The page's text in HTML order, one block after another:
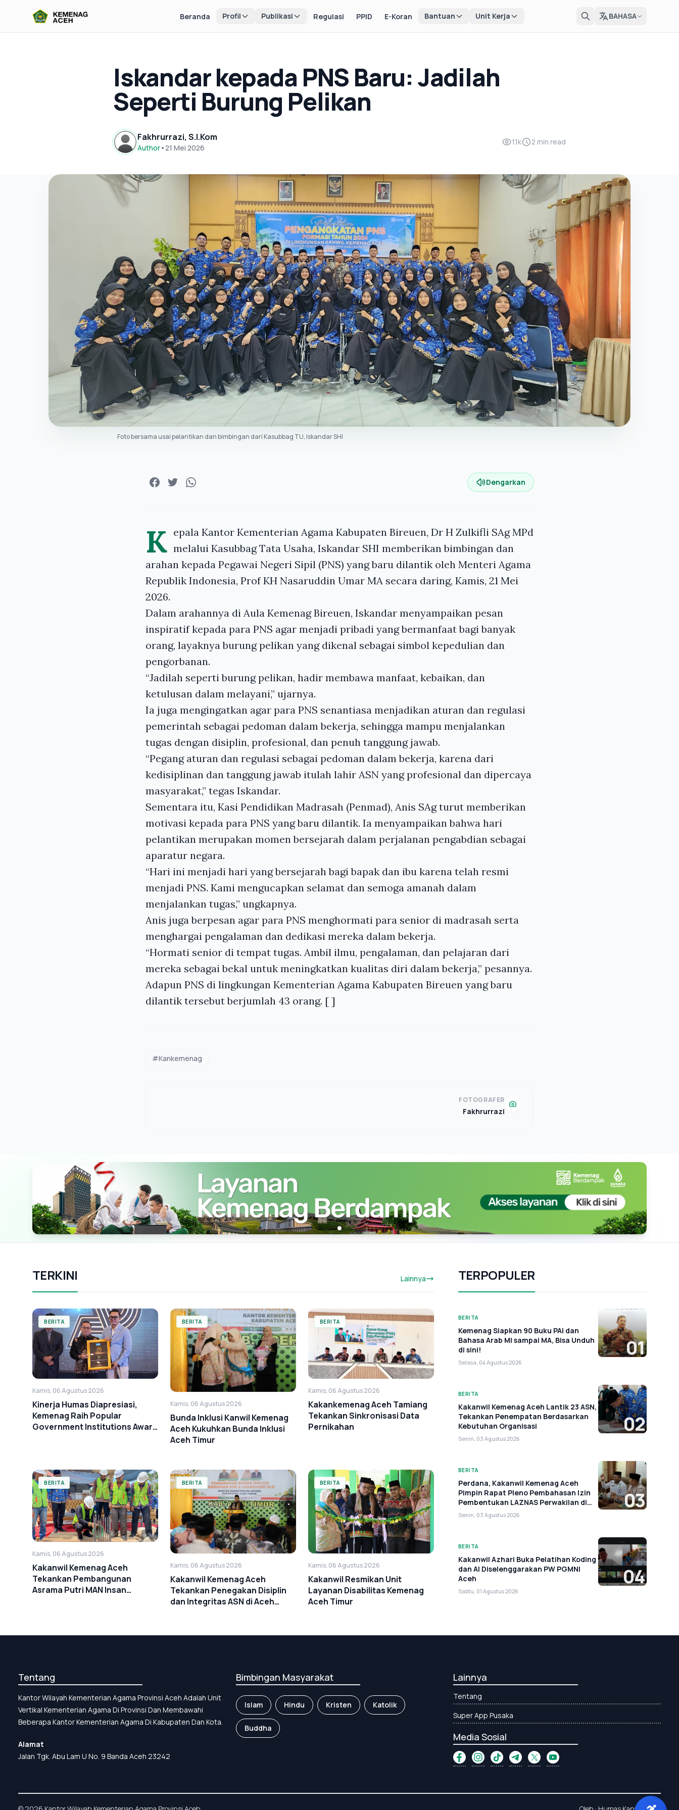
Beranda Profil Publikasi Regulasi PPID E-Koran Bantuan Unit Kerja BAHASA
Iskandar kepada PNS Baru: Jadilah
Seperti Burung Pelikan
Fakhrurrazi, S.I.Kom
Author•21 Mei 2026
1.1k 2 min read
Foto bersama usai pelantikan dan bimbingan dari Kasubbag TU, Iskandar SHI
Dengarkan
K epala Kantor Kementerian Agama Kabupaten Bireuen, Dr H Zulkifli SAg MPd
melalui Kasubbag Tata Usaha, Iskandar SHI memberikan bimbingan dan
arahan kepada Pegawai Negeri Sipil (PNS) yang baru dilantik oleh Menteri Agama
Republik Indonesia, Prof KH Nasaruddin Umar MA secara daring, Kamis, 21 Mei
2026.
Dalam arahannya di Aula Kemenag Bireuen, Iskandar menyampaikan pesan
inspiratif kepada para PNS agar menjadi pribadi yang bermanfaat bagi banyak
orang, layaknya burung pelikan yang dikenal sebagai simbol kepedulian dan
pengorbanan.
“Jadilah seperti burung pelikan, hadir membawa manfaat, kebaikan, dan
ketulusan dalam melayani,” ujarnya.
Ia juga mengingatkan agar para PNS senantiasa menjadikan aturan dan regulasi
pemerintah sebagai pedoman dalam bekerja, sehingga mampu menjalankan
tugas dengan disiplin, profesional, dan penuh tanggung jawab.
“Pegang aturan dan regulasi sebagai pedoman dalam bekerja, karena dari
kedisiplinan dan tanggung jawab itulah lahir ASN yang profesional dan dipercaya
masyarakat,” tegas Iskandar.
Sementara itu, Kasi Pendidikan Madrasah (Penmad), Anis SAg turut memberikan
motivasi kepada para PNS yang baru dilantik. Ia menyampaikan bahwa hari
pelantikan merupakan momen bersejarah dalam perjalanan pengabdian sebagai
aparatur negara.
“Hari ini menjadi hari yang bersejarah bagi bapak dan ibu karena telah resmi
menjadi PNS. Kami mengucapkan selamat dan semoga amanah dalam
menjalankan tugas,” ungkapnya.
Anis juga berpesan agar para PNS menghormati para senior di madrasah serta
menghargai pengalaman dan dedikasi mereka dalam bekerja.
“Hormati senior di tempat tugas. Ambil ilmu, pengalaman, dan pelajaran dari
mereka sebagai bekal untuk meningkatkan kualitas diri dalam bekerja,” pesannya.
Adapun PNS di lingkungan Kementerian Agama Kabupaten Bireuen yang baru
dilantik tersebut berjumlah 43 orang. [ ]
#Kankemenag
FOTOGRAFER
Fakhrurrazi
TERKINI Lainnya
BERITA
Kamis, 06 Agustus 2026
Kinerja Humas Diapresiasi,
Kemenag Raih Popular
Government Institutions Award
BERITA
Kamis, 06 Agustus 2026
Bunda Inklusi Kanwil Kemenag
Aceh Kukuhkan Bunda Inklusi
Aceh Timur
BERITA
Kamis, 06 Agustus 2026
Kakankemenag Aceh Tamiang
Tekankan Sinkronisasi Data
Pernikahan
BERITA
Kamis, 06 Agustus 2026
Kakanwil Kemenag Aceh
Tekankan Pembangunan
Asrama Putri MAN Insan
BERITA
Kamis, 06 Agustus 2026
Kakanwil Kemenag Aceh
Tekankan Penegakan Disiplin
dan Integritas ASN di Aceh
BERITA
Kamis, 06 Agustus 2026
Kakanwil Resmikan Unit
Layanan Disabilitas Kemenag
Aceh Timur
TERPOPULER
BERITA
Kemenag Siapkan 90 Buku PAI dan
Bahasa Arab MI sampai MA, Bisa Unduh
di sini!
Selasa, 04 Agustus 2026
01
BERITA
Kakanwil Kemenag Aceh Lantik 23 ASN,
Tekankan Penempatan Berdasarkan
Kebutuhan Organisasi
Senin, 03 Agustus 2026
02
BERITA
Perdana, Kakanwil Kemenag Aceh
Pimpin Rapat Pleno Pembahasan Izin
Pembentukan LAZNAS Perwakilan di
Aceh
Senin, 03 Agustus 2026
03
BERITA
Kakanwil Azhari Buka Pelatihan Koding
dan AI Diselenggarakan PW PGMNI
Aceh
Sabtu, 01 Agustus 2026
04
Tentang
Kantor Wilayah Kementerian Agama Provinsi Aceh Adalah Unit
Vertikal Kementerian Agama Di Provinsi Dan Membawahi
Beberapa Kantor Kementerian Agama Di Kabupaten Dan Kota.
Alamat
Jalan Tgk. Abu Lam U No. 9 Banda Aceh 23242
Bimbingan Masyarakat
Islam Hindu Kristen Katolik
Buddha
Lainnya
Tentang
Super App Pusaka
Media Sosial